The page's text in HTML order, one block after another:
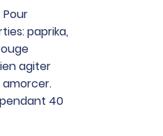
paprika,
agiter
amorcer.
40